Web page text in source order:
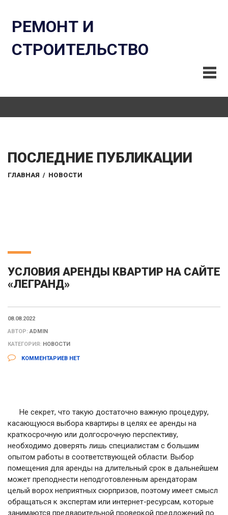
РЕМОНТ И
СТРОИТЕЛЬСТВО
ПОСЛЕДНИЕ ПУБЛИКАЦИИ
ГЛАВНАЯ / НОВОСТИ
УСЛОВИЯ АРЕНДЫ КВАРТИР НА САЙТЕ
«ЛЕГРАНД»
08.08.2022
АВТОР:ADMIN
КАТЕГОРИЯ: НОВОСТИ
КОММЕНТАРИЕВ НЕТ
Не секрет, что такую достаточно важную процедуру,
касающуюся выбора квартиры в целях ее аренды на
краткосрочную или долгосрочную перспективу,
необходимо доверять лишь специалистам с большим
опытом работы в соответствующей области. Выбор
помещения для аренды на длительный срок в дальнейшем
может преподнести неподготовленным арендаторам
целый ворох неприятных сюрпризов, поэтому имеет смысл
обращаться к экспертам или интернет-ресурсам, которые
занимаются предварительной проверкой предложений по